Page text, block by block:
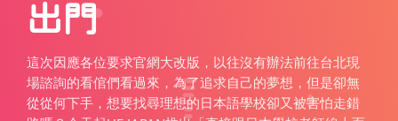
出門
這次因應各位要求官網大改版，以往沒有辦法前往台北現
場諮詢的看倌們看過來，為了追求自己的夢想，但是卻無
從從何下手，想要找尋理想的日本語學校卻又被害怕走錯